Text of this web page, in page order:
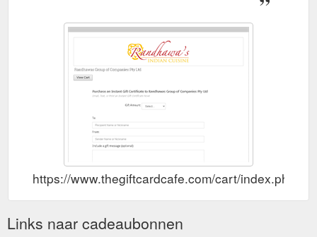
https://www.thegiftcardcafe.com/cart/
Links naar cadeaubonnen